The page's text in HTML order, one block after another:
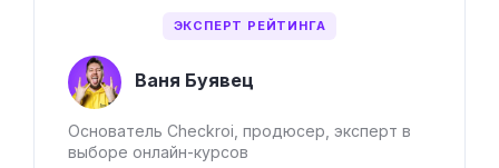
ЭКСПЕРТ РЕЙТИНГА
Ваня Буявец
Основатель Checkroi, продюсер, эксперт в
выборе онлайн-курсов